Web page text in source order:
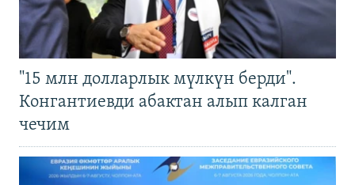
"15 млн долларлык мүлкүн берди".
Конгантиевди абактан алып калган
чечим